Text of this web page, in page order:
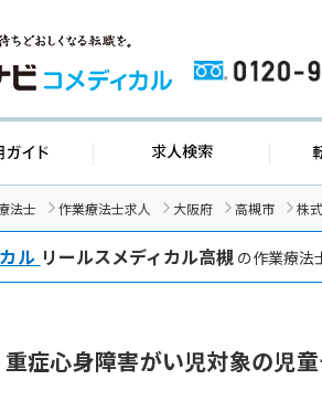
ご利用ガイド 求人検
法士 作業療法士求人 大阪府 高槻市 株
ル リールスメディカル高槻の作業療法
重症心身障害がい児対象の児